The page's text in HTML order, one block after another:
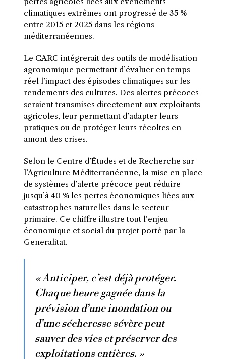
climatiques extrêmes ont progressé de 35 %
entre 2015 et 2025 dans les régions
méditerranéennes.
Le CARC intégrerait des outils de modélisation
agronomique permettant d’évaluer en temps
réel l’impact des épisodes climatiques sur les
rendements des cultures. Des alertes précoces
seraient transmises directement aux exploitants
agricoles, leur permettant d’adapter leurs
pratiques ou de protéger leurs récoltes en
amont des crises.
Selon le Centre d’Études et de Recherche sur
l’Agriculture Méditerranéenne, la mise en place
de systèmes d’alerte précoce peut réduire
jusqu’à 40 % les pertes économiques liées aux
catastrophes naturelles dans le secteur
primaire. Ce chiffre illustre tout l’enjeu
économique et social du projet porté par la
Generalitat.
« Anticiper, c’est déjà protéger.
Chaque heure gagnée dans la
prévision d’une inondation ou
d’une sécheresse sévère peut
sauver des vies et préserver des
exploitations entières. »